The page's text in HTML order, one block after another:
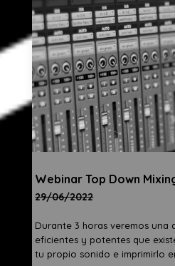
Webinar Top Down
29/06/2022
Durante 3 horas veremos una
eficientes y potentes que
tu propio sonido e imprimirlo